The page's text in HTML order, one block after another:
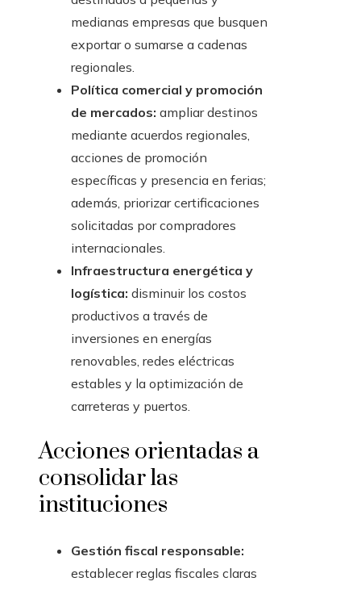
medianas empresas que busquen
exportar o sumarse a cadenas
regionales.
Política comercial y promoción
de mercados: ampliar destinos
mediante acuerdos regionales,
acciones de promoción
específicas y presencia en ferias;
además, priorizar certificaciones
solicitadas por compradores
internacionales.
Infraestructura energética y
logística: disminuir los costos
productivos a través de
inversiones en energías
renovables, redes eléctricas
estables y la optimización de
carreteras y puertos.
Acciones orientadas a
consolidar las
instituciones
Gestión fiscal responsable:
establecer reglas fiscales claras